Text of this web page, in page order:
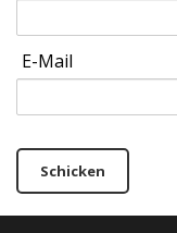
E-Mail
Schicken